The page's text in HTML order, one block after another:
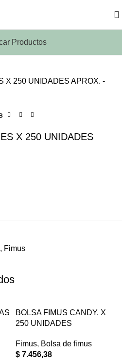
Productos
X 250 UNIDADES
, Fimus
BOLSA FIMUS CANDY. X
250 UNIDADES
Fimus, Bolsa de fimus
$ 7.456,38